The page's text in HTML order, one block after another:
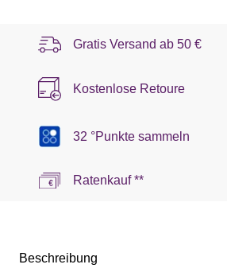
Gratis Versand ab 50 €
Kostenlose Retoure
32 °Punkte sammeln
Ratenkauf **
Beschreibung